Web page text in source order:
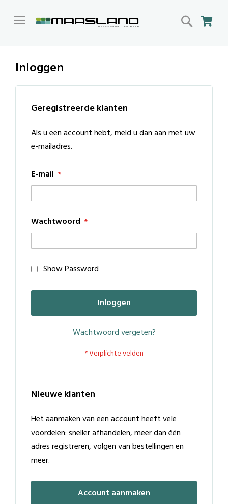
Search
Inloggen
Geregistreerde klanten
Als u een account hebt, meld u dan aan met uw
e-mailadres.
E-mail
Wachtwoord
Show Password
Inloggen
Wachtwoord vergeten?
Nieuwe klanten
Het aanmaken van een account heeft vele
voordelen: sneller afhandelen, meer dan één
adres registreren, volgen van bestellingen en
meer.
Account aanmaken